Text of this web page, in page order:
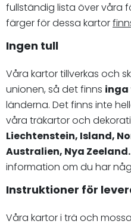
fullständig lista över våra
färger för dessa kartor
Ingen tull
Våra kartor tillverkas och
unionen, så det finns
länderna. Det finns inte
våra träkartor och
Liechtenstein, Island,
Australien, Nya Zeeland.
information om du har
Instruktioner för
Våra kartor i trä och